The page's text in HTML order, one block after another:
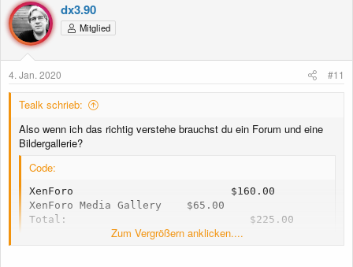
dx3.90
Mitglied
4. Jan. 2020 #11
Tealk schrieb:
Also wenn ich das richtig verstehe brauchst du ein Forum und eine
Bildergallerie?
Code:
XenForo                         $160.00
XenForo Media Gallery    $65.00
Total:                             $225.00
Zum Vergrößern anklicken....